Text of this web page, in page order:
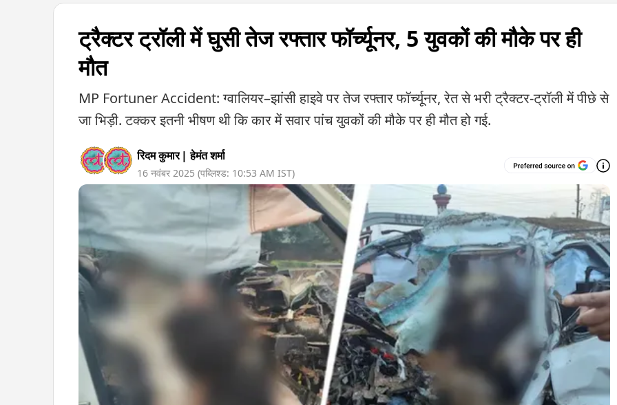
ट्रैक्टर ट्रॉली में घुसी तेज रफ्तार फॉर्च्यूनर, 5 युवकों की मौके पर ही
मौत
MP Fortuner Accident: ग्वालियर–झांसी हाइवे पर तेज रफ्तार फॉर्च्यूनर, रेत से भरी ट्रैक्टर-ट्रॉली में पीछे से
जा भिड़ी. टक्कर इतनी भीषण थी कि कार में सवार पांच युवकों की मौके पर ही मौत हो गई.
रिदम कुमार | हेमंत शर्मा
16 नवंबर 2025 (पब्लिश्ड: 10:53 AM IST)